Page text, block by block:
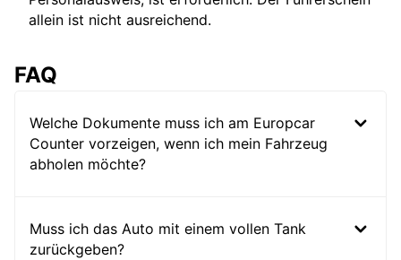
allein ist nicht ausreichend.
FAQ
Welche Dokumente muss ich am Europcar
Counter vorzeigen, wenn ich mein Fahrzeug
abholen möchte?
Muss ich das Auto mit einem vollen Tank
zurückgeben?